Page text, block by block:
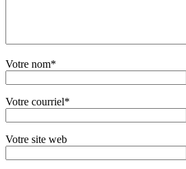
Votre nom*
Votre courriel*
Votre site web